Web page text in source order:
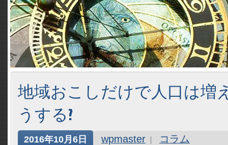
地域おこしだけで人口は増
うする?
2016年10月6日 wpmaster コラム